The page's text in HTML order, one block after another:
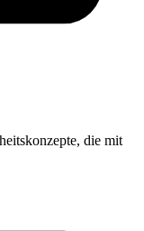
die mit